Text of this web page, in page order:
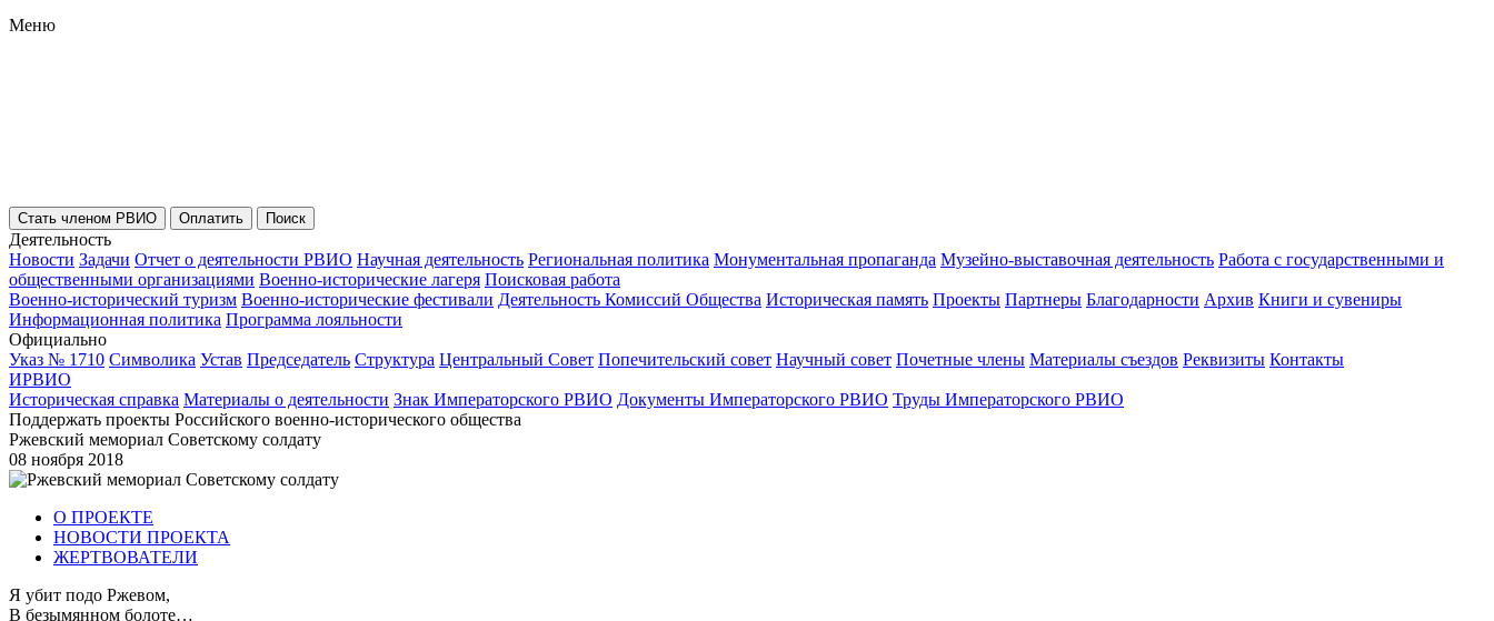
Меню
Стать членом РВИО Оплатить Поиск
Деятельность
Новости Задачи Отчет о деятельности РВИО Научная деятельность Региональная политика Монументальная пропаганда Музейно-выставочная деятельность Работа с государственными и
общественными организациями Военно-исторические лагеря Поисковая работа
Военно-исторический туризм Военно-исторические фестивали Деятельность Комиссий Общества Историческая память Проекты Партнеры Благодарности Архив Книги и сувениры
Информационная политика Программа лояльности
Официально
Указ № 1710 Символика Устав Председатель Структура Центральный Совет Попечительский совет Научный совет Почетные члены Материалы съездов Реквизиты Контакты
ИРВИО
Историческая справка Материалы о деятельности Знак Императорского РВИО Документы Императорского РВИО Труды Императорского РВИО
Поддержать проекты Российского военно-исторического общества
Ржевский мемориал Советскому солдату
08 ноября 2018
О ПРОЕКТЕ
НОВОСТИ ПРОЕКТА
ЖЕРТВОВАТЕЛИ
Я убит подо Ржевом,
В безымянном болоте…